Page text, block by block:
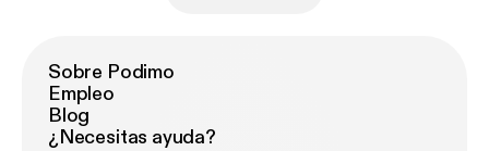
Sobre Podimo
Empleo
Blog
¿Necesitas ayuda?